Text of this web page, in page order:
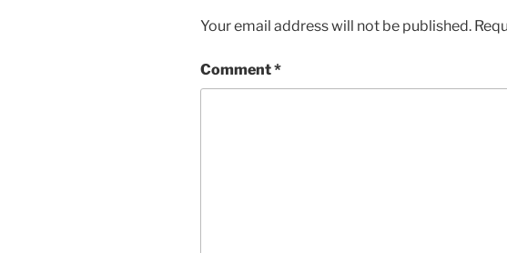
Your email address will not be published.
Comment*